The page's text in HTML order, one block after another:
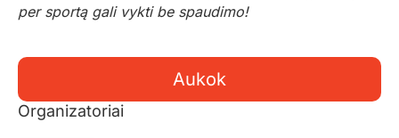
per sportą gali vykti be spaudimo!
Aukok
Organizatoriai